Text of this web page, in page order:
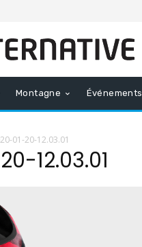
Montagne Événements
01-20-12.03.01
12.03.01